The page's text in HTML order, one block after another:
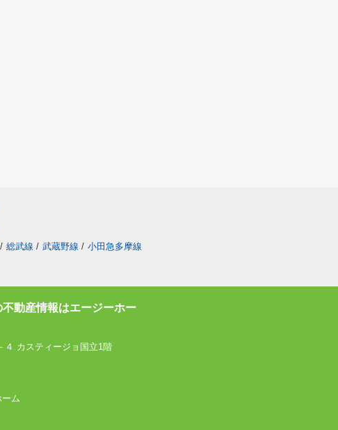
/ 総武線 / 武蔵野線 / 小田急多摩線
動産情報はエージーホー
４ カスティージョ国立1階
ム